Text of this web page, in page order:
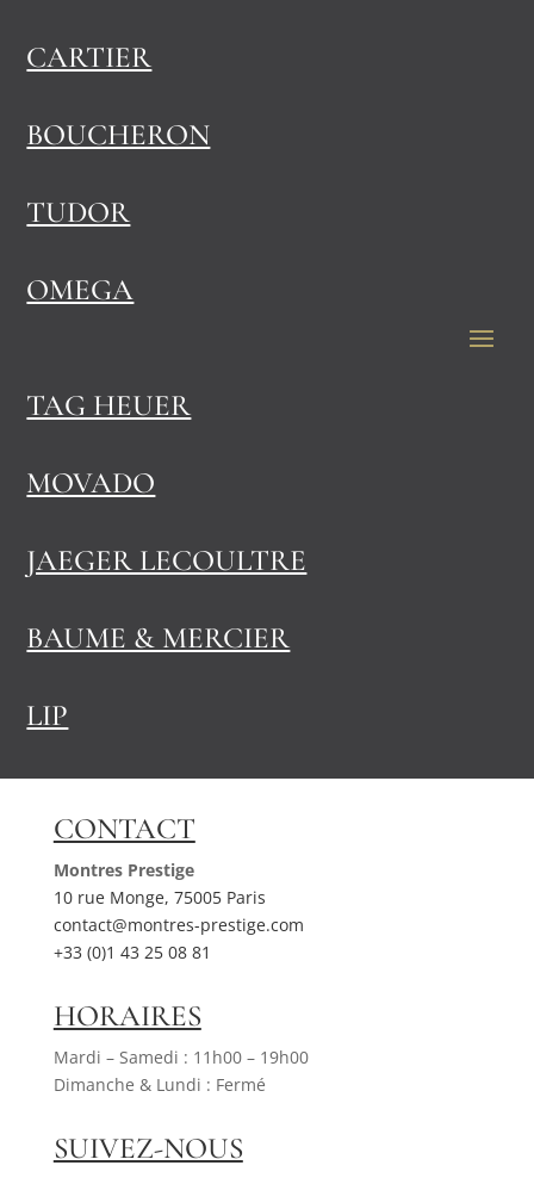
CARTIER
BOUCHERON
TUDOR
OMEGA
TAG HEUER
MOVADO
JAEGER LECOULTRE
BAUME & MERCIER
LIP
CONTACT
Montres Prestige
10 rue Monge, 75005 Paris
contact@montres-prestige.com
+33 (0)1 43 25 08 81
HORAIRES
Mardi – Samedi : 11h00 – 19h00
Dimanche & Lundi : Fermé
SUIVEZ-NOUS